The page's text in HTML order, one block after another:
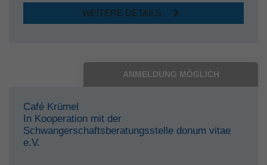
WEITERE DETAILS
ANMELDUNG MÖGLICH
Café Krümel
In Kooperation mit der
Schwangerschaftsberatungsstelle donum vitae
e.V.